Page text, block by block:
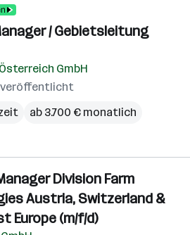
/ Gebietsleitung
GmbH
veröffentlicht
ab 3.700 € monatlich
Division Farm
Austria, Switzerland &
Europe (m/f/d)